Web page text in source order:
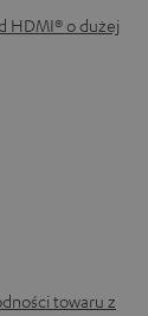
HDMI® o dużej
towaru z